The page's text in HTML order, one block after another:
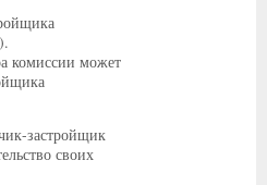
комиссии может
застройщик
своих